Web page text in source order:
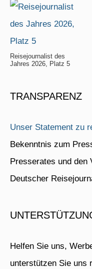
Reisejournalist des
Jahres 2026, Platz 5
TRANSPARENZ
Unser Statement zu
Bekenntnis zum
Presserates und den
Deutscher
Helfen Sie uns,
unterstützen Sie uns